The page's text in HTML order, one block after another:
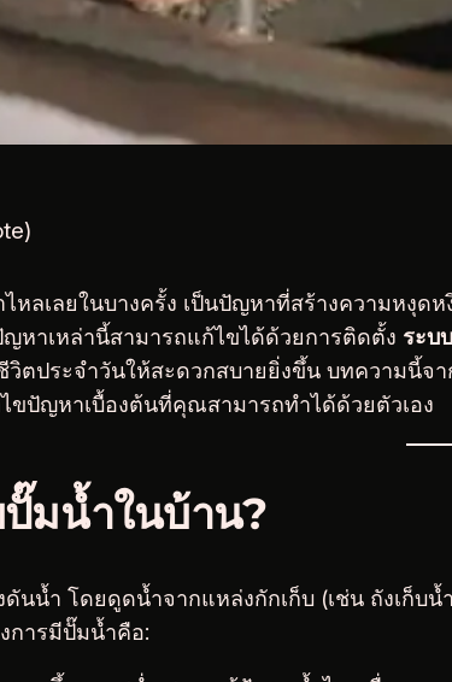
หลเลยในบางครั้ง เป็นปัญหาที่สร้างความหงุ
หาเหล่านี้สามารถแก้ไขได้ด้วยการติดตั้ง ระบ
ตประจำวันให้สะดวกสบายยิ่งขึ้น บทความนี้จา
ขปัญหาเบื้องต้นที่คุณสามารถทำได้ด้วยตัวเอง
มน้ำในบ้าน?
นน้ำ โดยดูดน้ำจากแหล่งกักเก็บ (เช่น ถังเก็บ
การมีปั๊มน้ำคือ: